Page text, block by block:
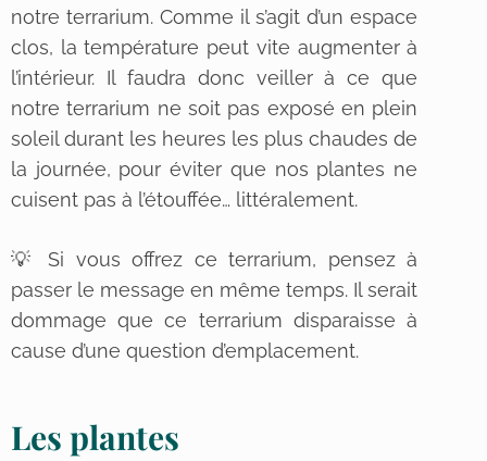
notre terrarium. Comme il s’agit d’un espace
clos, la température peut vite augmenter à
l’intérieur. Il faudra donc veiller à ce que
notre terrarium ne soit pas exposé en plein
soleil durant les heures les plus chaudes de
la journée, pour éviter que nos plantes ne
cuisent pas à l’étouffée… littéralement.
💡 Si vous offrez ce terrarium, pensez à
passer le message en même temps. Il serait
dommage que ce terrarium disparaisse à
cause d’une question d’emplacement.
Les plantes